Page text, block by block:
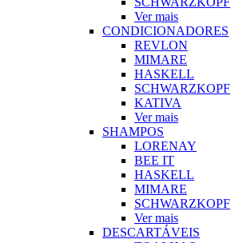
Ver mais
CONDICIONADORES
REVLON
MIMARE
HASKELL
SCHWARZKOPF
KATIVA
Ver mais
SHAMPOS
LORENAY
BEE IT
HASKELL
MIMARE
SCHWARZKOPF
Ver mais
DESCARTÁVEIS